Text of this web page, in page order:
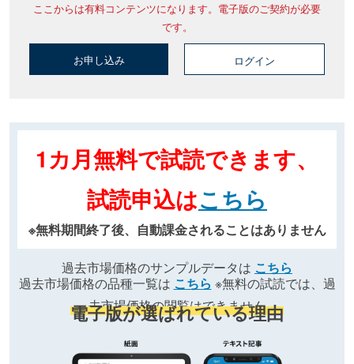
ここからは有料コンテンツになります。電子版のご契約が必要
です。
お申し込み ログイン
1カ月無料で試読できます、
試読申込はこちら
※無料期間終了後、自動課金されることはありません
過去市場価格のサンプルデータは こちら
過去市場価格の品種一覧は こちら ※無料の試読では、過
去市場価格の閲覧はできません
電子版が選ばれている理由